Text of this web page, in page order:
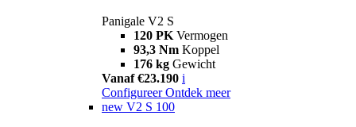
Panigale V2 S
120 PK Vermogen
93,3 Nm Koppel
176 kg Gewicht
Vanaf €23.190 i
Configureer Ontdek meer
new V2 S 100